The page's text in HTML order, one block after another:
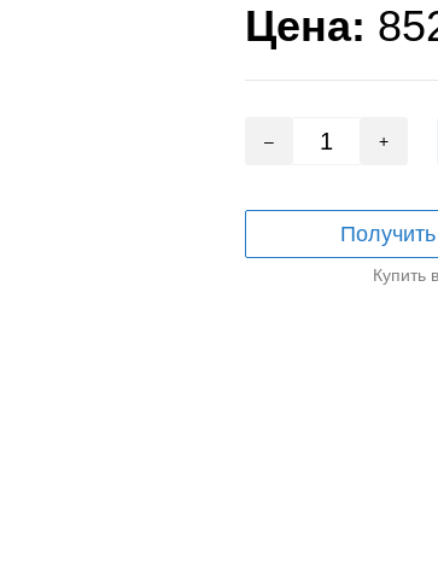
Цена:
– +
Купить